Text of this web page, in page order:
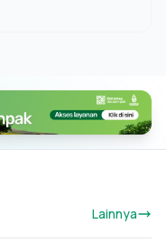
Lainnya